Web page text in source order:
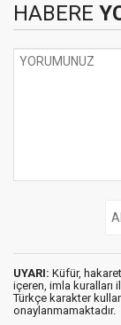
HABERE
UYARI: Küfür,
içeren, imla kuralları
Türkçe karakter
onaylanmamaktadır.